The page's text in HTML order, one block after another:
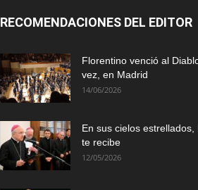
RECOMENDACIONES DEL EDITOR
Florentino venció al
vez, en Madrid
14/06/2026
En sus cielos estrellados,
te recibe
12/05/2026